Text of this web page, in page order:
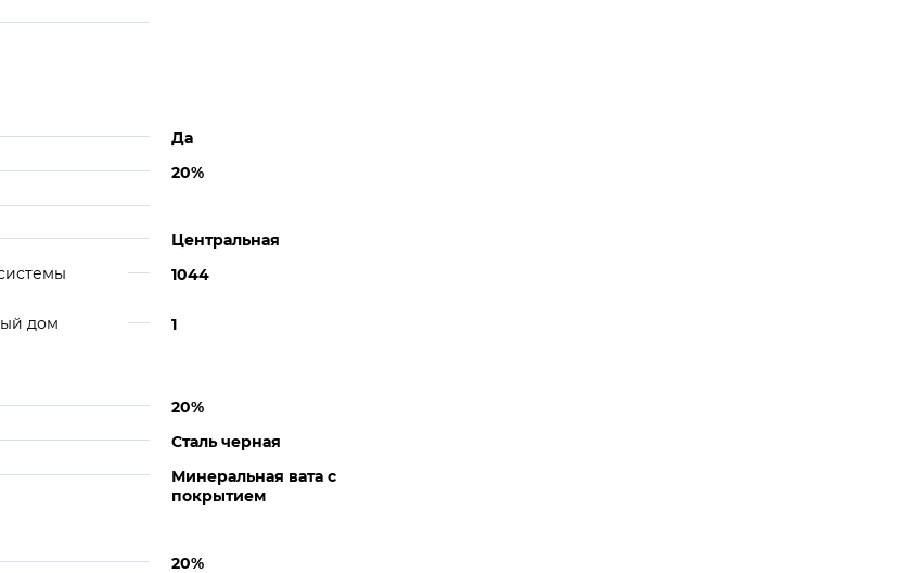
Да
20%
Центральная
1044
дом
1
20%
Сталь черная
Минеральная вата с
покрытием
20%